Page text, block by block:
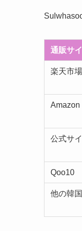
通販サ
楽天市場
Amazon
公式サ
Qoo10
他の韓